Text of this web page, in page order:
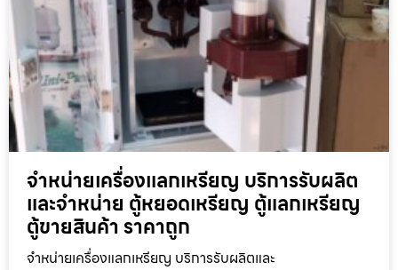
จำหน่ายเครื่องแลกเหรียญ บริการรับผลิต
และจำหน่าย ตู้หยอดเหรียญ ตู้แลกเหรียญ
ตู้ขายสินค้า ราคาถูก
จำหน่ายเครื่องแลกเหรียญ บริการรับผลิตและ